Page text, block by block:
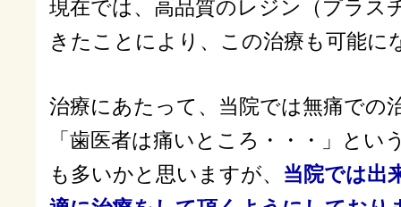
現在では、高品質のレジン（プラス
きたことにより、この治療も可能に
治療にあたって、当院では無痛での
「歯医者は痛いところ・・・」とい
も多いかと思いますが、 当院では出